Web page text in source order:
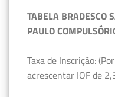
TABELA BRADESCO
PAULO
Taxa de Inscrição:
acrescentar IOF de